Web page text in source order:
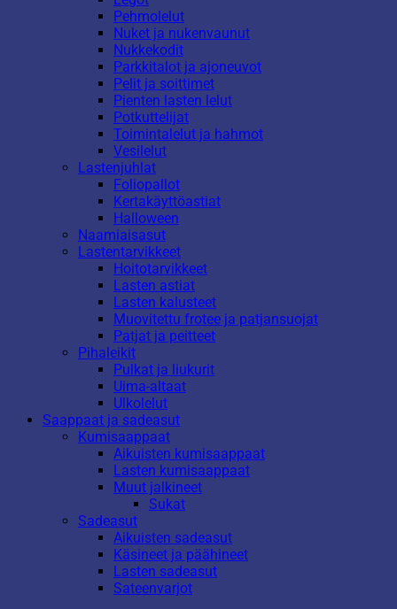
Pehmolelut
Nuket ja nukenvaunut
Nukkekodit
Parkkitalot ja ajoneuvot
Pelit ja soittimet
Pienten lasten lelut
Potkuttelijat
Toimintalelut ja hahmot
Vesilelut
Lastenjuhlat
Foliopallot
Kertakäyttöastiat
Halloween
Naamiaisasut
Lastentarvikkeet
Hoitotarvikkeet
Lasten astiat
Lasten kalusteet
Muovitettu frotee ja patjansuojat
Patjat ja peitteet
Pihaleikit
Pulkat ja liukurit
Uima-altaat
Ulkolelut
Saappaat ja sadeasut
Kumisaappaat
Aikuisten kumisaappaat
Lasten kumisaappaat
Muut jalkineet
Sukat
Sadeasut
Aikuisten sadeasut
Käsineet ja päähineet
Lasten sadeasut
Sateenvarjot